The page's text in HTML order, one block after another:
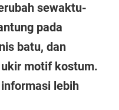
sewaktu-
pada
batu, dan
motif kostum.
lebih